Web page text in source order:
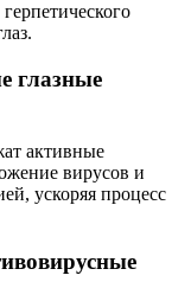
глазные
активные
вирусов и
ускоряя процесс